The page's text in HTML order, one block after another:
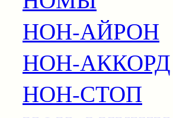
НОН-АЙРОН
НОН-АККОРД
НОН-СТОП